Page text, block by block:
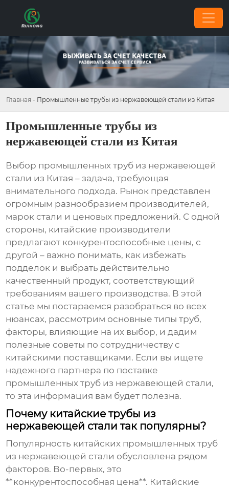
Главная - Промышленные трубы из нержавеющей стали из Китая
Промышленные трубы из
нержавеющей стали из Китая
Выбор промышленных труб из нержавеющей
стали из Китая – задача, требующая
внимательного подхода. Рынок представлен
огромным разнообразием производителей,
марок стали и ценовых предложений. С одной
стороны, китайские производители
предлагают конкурентоспособные цены, с
другой – важно понимать, как избежать
подделок и выбрать действительно
качественный продукт, соответствующий
требованиям вашего производства. В этой
статье мы постараемся разобраться во всех
нюансах, рассмотрим основные типы труб,
факторы, влияющие на их выбор, и дадим
полезные советы по сотрудничеству с
китайскими поставщиками. Если вы ищете
надежного партнера по поставке
промышленных труб из нержавеющей стали,
то эта информация вам будет полезна.
Почему китайские трубы из
нержавеющей стали так популярны?
Популярность китайских промышленных труб
из нержавеющей стали обусловлена рядом
факторов. Во-первых, это
**конкурентоспособная цена**. Китайские